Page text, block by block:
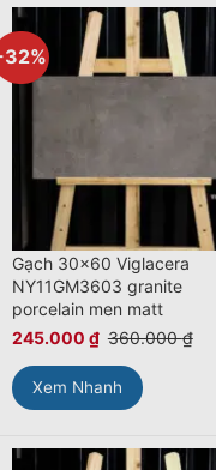
Gạch 30×60 Viglacera
NY11GM3603 granite
porcelain men matt
245.000 ₫ 360.000₫
Xem Nhanh